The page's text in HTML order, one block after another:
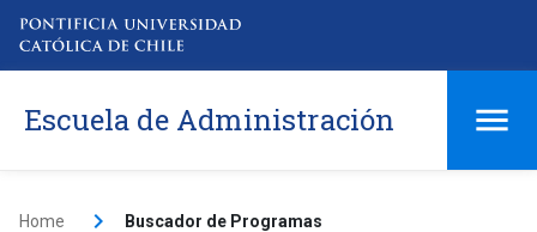
Escuela de Administración
Home Buscador de Programas